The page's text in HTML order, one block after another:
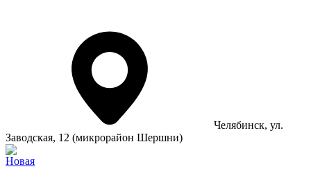
Челябинск, ул.
Заводская, 12 (микрорайон Шершни)